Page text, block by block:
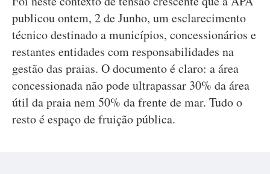
publicou ontem, 2 de Junho, um esclarecimento
técnico destinado a municípios, concessionários e
restantes entidades com responsabilidades na
gestão das praias. O documento é claro: a área
concessionada não pode ultrapassar 30% da área
útil da praia nem 50% da frente de mar. Tudo o
resto é espaço de fruição pública.